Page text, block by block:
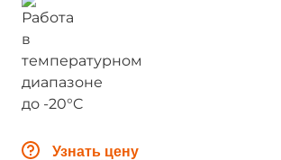
Узнать цену